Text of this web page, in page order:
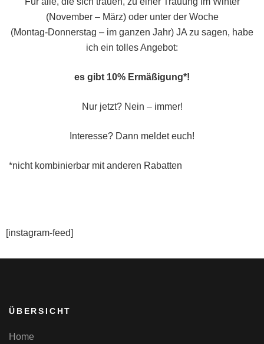
(November – März) oder unter der Woche
(Montag-Donnerstag – im ganzen Jahr) JA zu sagen, habe
ich ein tolles Angebot:
es gibt 10% Ermäßigung*!
Nur jetzt? Nein – immer!
Interesse? Dann meldet euch!
*nicht kombinierbar mit anderen Rabatten
[instagram-feed]
ÜBERSICHT
Home